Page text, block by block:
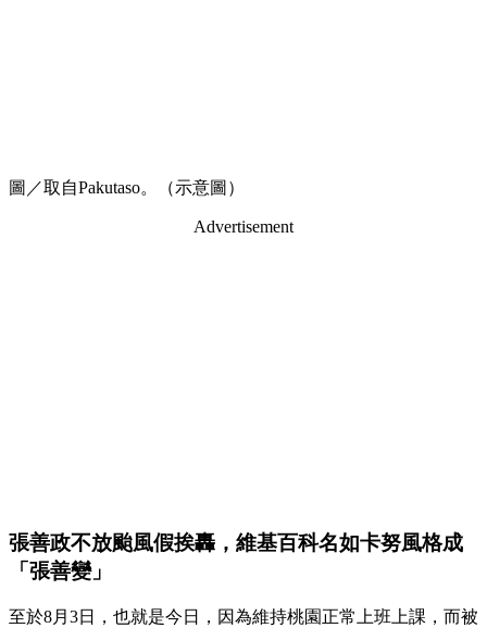
圖／取自Pakutaso。（示意圖）
Advertisement
張善政不放颱風假挨轟，維基百科名如卡努風格成
「張善變」
至於8月3日，也就是今日，因為維持桃園正常上班上課，而被